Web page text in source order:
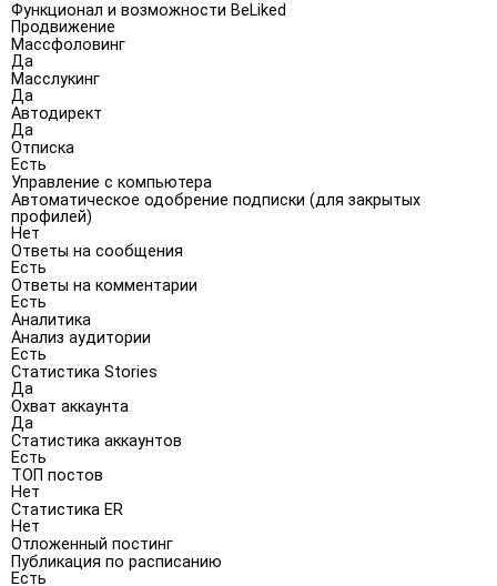
Функционал и возможности BeLiked
Продвижение
Массфоловинг
Да
Масслукинг
Да
Автодирект
Да
Отписка
Есть
Управление с компьютера
Автоматическое одобрение подписки (для закрытых
профилей)
Нет
Ответы на сообщения
Есть
Ответы на комментарии
Есть
Аналитика
Анализ аудитории
Есть
Статистика Stories
Да
Охват аккаунта
Да
Статистика аккаунтов
Есть
ТОП постов
Нет
Статистика ER
Нет
Отложенный постинг
Публикация по расписанию
Есть